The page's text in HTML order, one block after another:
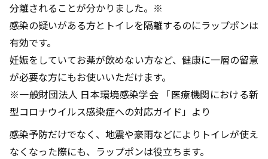
分離されることが分かりました。※
感染の疑いがある方とトイレを隔離するのにラップポンは
有効です。
妊娠をしていてお薬が飲めない方など、健康に一層の留意
が必要な方にもお使いいただけます。
※一般財団法人 日本環境感染学会 「医療機関における新
型コロナウイルス感染症への対応ガイド」より
感染予防だけでなく、地震や豪雨などによりトイレが使え
なくなった際にも、ラップポンは役立ちます。